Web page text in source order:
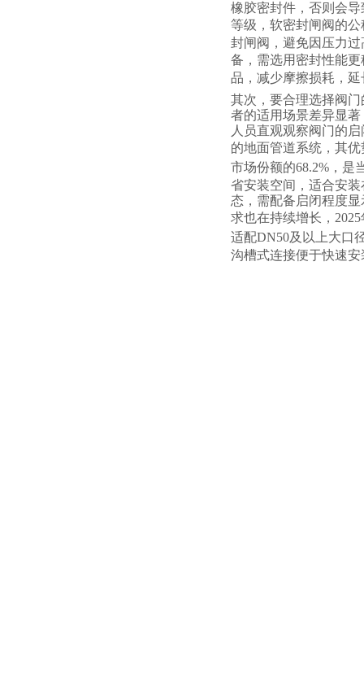
橡胶密封件，否则会
等级，软密封闸阀的
封闸阀，避免因压力
备，需选用密封性能
品，减少摩擦损耗，
其次，要合理选择阀
者的适用场景差异显
人员直观观察阀门的
的地面管道系统，其
市场份额的68.2% ，是
省安装空间，适合安
态，需配备启闭程度
求也在持续增长， 2025
适配DN50及以上大口
沟槽式连接便于快速